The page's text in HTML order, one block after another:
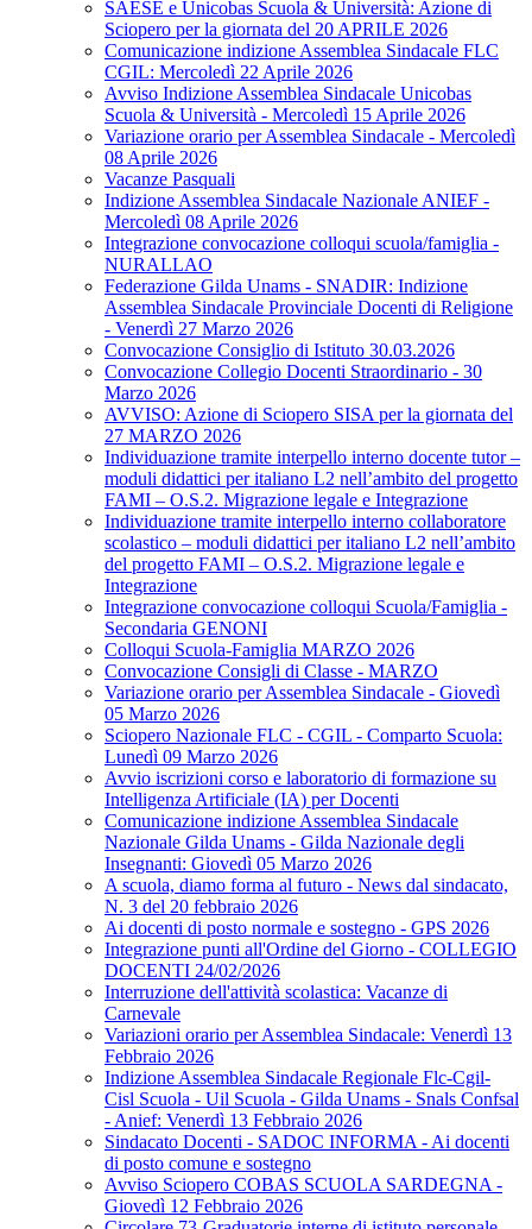
SAESE e Unicobas Scuola & Università: Azione di
Sciopero per la giornata del 20 APRILE 2026
Comunicazione indizione Assemblea Sindacale FLC
CGIL: Mercoledì 22 Aprile 2026
Avviso Indizione Assemblea Sindacale Unicobas
Scuola & Università - Mercoledì 15 Aprile 2026
Variazione orario per Assemblea Sindacale - Mercoledì
08 Aprile 2026
Vacanze Pasquali
Indizione Assemblea Sindacale Nazionale ANIEF -
Mercoledì 08 Aprile 2026
Integrazione convocazione colloqui scuola/famiglia -
NURALLAO
Federazione Gilda Unams - SNADIR: Indizione
Assemblea Sindacale Provinciale Docenti di Religione
- Venerdì 27 Marzo 2026
Convocazione Consiglio di Istituto 30.03.2026
Convocazione Collegio Docenti Straordinario - 30
Marzo 2026
AVVISO: Azione di Sciopero SISA per la giornata del
27 MARZO 2026
Individuazione tramite interpello interno docente tutor –
moduli didattici per italiano L2 nell’ambito del progetto
FAMI – O.S.2. Migrazione legale e Integrazione
Individuazione tramite interpello interno collaboratore
scolastico – moduli didattici per italiano L2 nell’ambito
del progetto FAMI – O.S.2. Migrazione legale e
Integrazione
Integrazione convocazione colloqui Scuola/Famiglia -
Secondaria GENONI
Colloqui Scuola-Famiglia MARZO 2026
Convocazione Consigli di Classe - MARZO
Variazione orario per Assemblea Sindacale - Giovedì
05 Marzo 2026
Sciopero Nazionale FLC - CGIL - Comparto Scuola:
Lunedì 09 Marzo 2026
Avvio iscrizioni corso e laboratorio di formazione su
Intelligenza Artificiale (IA) per Docenti
Comunicazione indizione Assemblea Sindacale
Nazionale Gilda Unams - Gilda Nazionale degli
Insegnanti: Giovedì 05 Marzo 2026
A scuola, diamo forma al futuro - News dal sindacato,
N. 3 del 20 febbraio 2026
Ai docenti di posto normale e sostegno - GPS 2026
Integrazione punti all'Ordine del Giorno - COLLEGIO
DOCENTI 24/02/2026
Interruzione dell'attività scolastica: Vacanze di
Carnevale
Variazioni orario per Assemblea Sindacale: Venerdì 13
Febbraio 2026
Indizione Assemblea Sindacale Regionale Flc-Cgil-
Cisl Scuola - Uil Scuola - Gilda Unams - Snals Confsal
- Anief: Venerdì 13 Febbraio 2026
Sindacato Docenti - SADOC INFORMA - Ai docenti
di posto comune e sostegno
Avviso Sciopero COBAS SCUOLA SARDEGNA -
Giovedì 12 Febbraio 2026